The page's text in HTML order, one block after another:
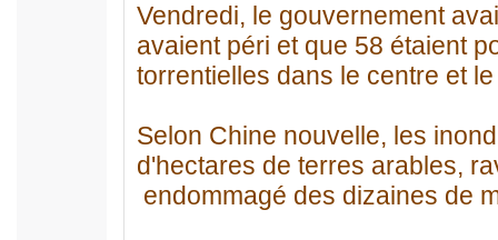
Vendredi, le gouvernement
avaient péri et que 58 étaient
torrentielles dans le centre et
Selon Chine nouvelle, les
d'hectares de terres arables,
endommagé des dizaines de